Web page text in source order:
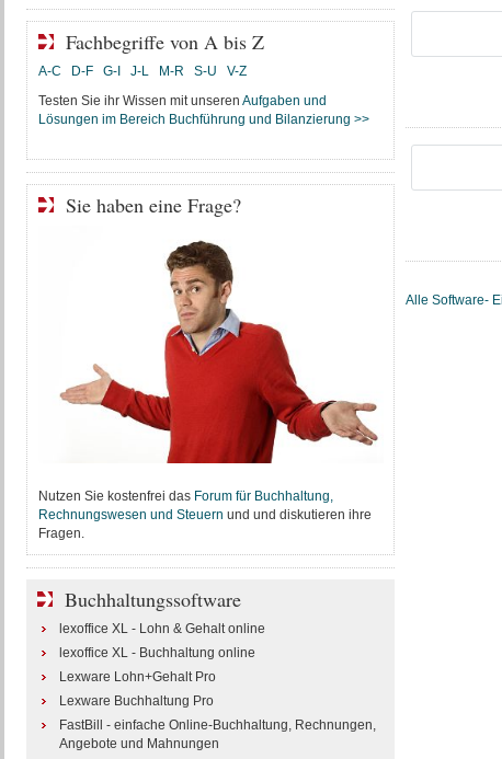
Alle Software-
Fachbegriffe von A bis Z
A-C D-F G-I J-L M-R S-U
V-Z
Testen Sie ihr Wissen mit unseren Aufgaben und
Lösungen im Bereich Buchführung und Bilanzierung >>
Sie haben eine Frage?
Nutzen Sie kostenfrei das Forum für Buchhaltung,
Rechnungswesen und Steuern und und diskutieren ihre
Fragen.
Buchhaltungssoftware
lexoffice XL - Lohn & Gehalt online
lexoffice XL - Buchhaltung online
Lexware Lohn+Gehalt Pro
Lexware Buchhaltung Pro
FastBill - einfache Online-Buchhaltung, Rechnungen,
Angebote und Mahnungen